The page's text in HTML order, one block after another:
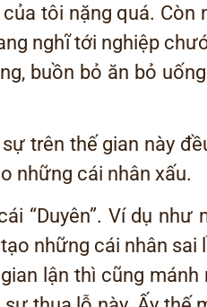
tôi nặng quá. Còn
nghĩ tới nghiệp
buồn bỏ ăn bỏ
trên thế gian này
những cái nhân xấu.
“Duyên”. Ví dụ
những cái nhân
lận thì cũng